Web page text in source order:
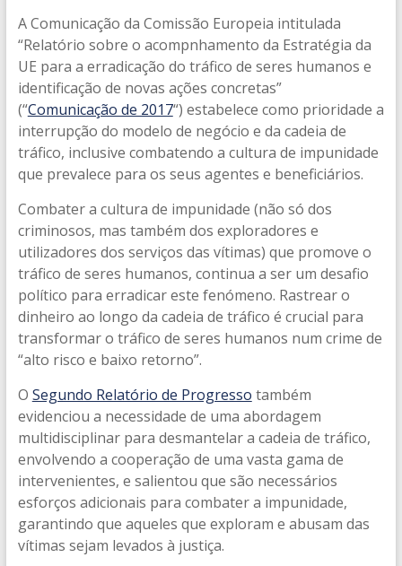
A Comunicação da Comissão Europeia intitulada
“Relatório sobre o acompnhamento da Estratégia da
UE para a erradicação do tráfico de seres humanos e
identificação de novas ações concretas”
(“Comunicação de 2017“) estabelece como prioridade a
interrupção do modelo de negócio e da cadeia de
tráfico, inclusive combatendo a cultura de impunidade
que prevalece para os seus agentes e beneficiários.
Combater a cultura de impunidade (não só dos
criminosos, mas também dos exploradores e
utilizadores dos serviços das vítimas) que promove o
tráfico de seres humanos, continua a ser um desafio
político para erradicar este fenómeno. Rastrear o
dinheiro ao longo da cadeia de tráfico é crucial para
transformar o tráfico de seres humanos num crime de
“alto risco e baixo retorno”.
O Segundo Relatório de Progresso também
evidenciou a necessidade de uma abordagem
multidisciplinar para desmantelar a cadeia de tráfico,
envolvendo a cooperação de uma vasta gama de
intervenientes, e salientou que são necessários
esforços adicionais para combater a impunidade,
garantindo que aqueles que exploram e abusam das
vítimas sejam levados à justiça.